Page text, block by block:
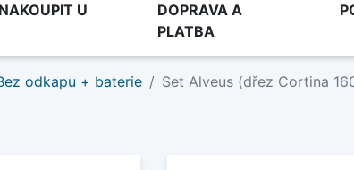
U
DOPRAVA A
PLATBA
odkapu + baterie Set Alveus (dřez Cortina